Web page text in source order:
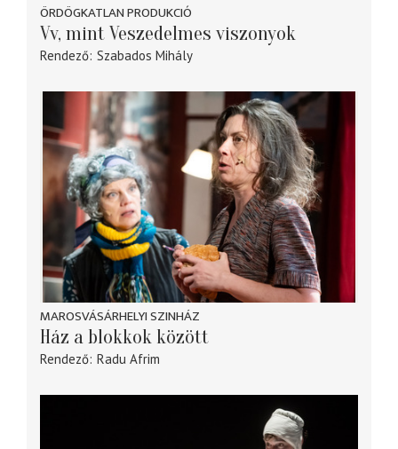
ÖRDÖGKATLAN PRODUKCIÓ
Vv, mint Veszedelmes viszonyok
Rendező Szabados Mihály
MAROSVÁSÁRHELYI SZINHÁZ
Ház a blokkok között
Rendező Radu Afrim